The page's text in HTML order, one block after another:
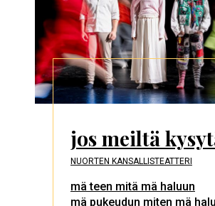
jos meiltä
NUORTEN KANSALLISTEATTERI
mä teen mitä mä haluun
mä pukeudun miten mä